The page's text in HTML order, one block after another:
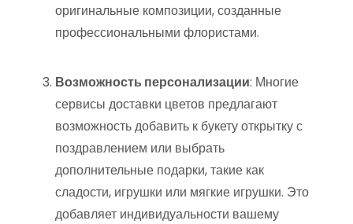
оригинальные композиции, созданные
профессиональными флористами.
Возможность персонализации: Многие
сервисы доставки цветов предлагают
возможность добавить к букету открытку с
поздравлением или выбрать
дополнительные подарки, такие как
сладости, игрушки или мягкие игрушки. Это
добавляет индивидуальности вашему